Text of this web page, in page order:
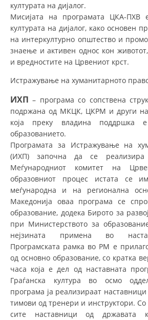
културата на дијалог.
Мисијата на програмата ЦКА-ПХВ
културата на дијалог, како основен
на интеркултурно општество и
знаење и активен однос кон
и вредностите на Црвениот крст.
Истражување на хуманитарното
ИХП – програма со сопствена
подржана од МКЦК, ЦКРМ и други
која преку владина поддршка
образованието.
Програмата за Истражување на
(ИХП) започна да се
Меѓународниот комитет на
образовниот процес истата се
меѓународна и на регионална
Македонија оваа програма се
образование, додека Бирото за
при Министерството за
нејзината примена во
Програмската рамка во РМ е
од основно образование, со кратка
часа која е дел од наставната
Граѓанска култура во осмо
програма ја реализираат
тимови од тренери и инструктори. Со
сите наставници од државата